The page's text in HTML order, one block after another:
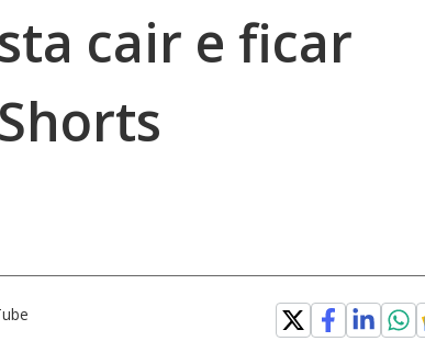
cair e ficar